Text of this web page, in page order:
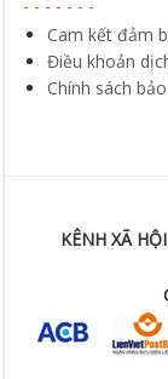
Cam kết đảm
Điều khoản
Chính sách
KÊNH XÃ